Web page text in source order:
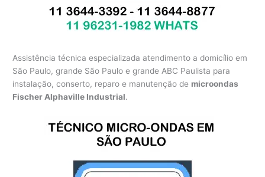
Assistência técnica especializada atendimento a domicílio em
São Paulo, grande São Paulo e grande ABC Paulista para
instalação, conserto, reparo e manutenção de microondas
Fischer Alphaville Industrial.